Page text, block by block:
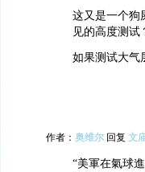
这又是一个狗
见的高度测试
如果测试大气
作者： 奥维尔 回复 文
“美軍在氣球